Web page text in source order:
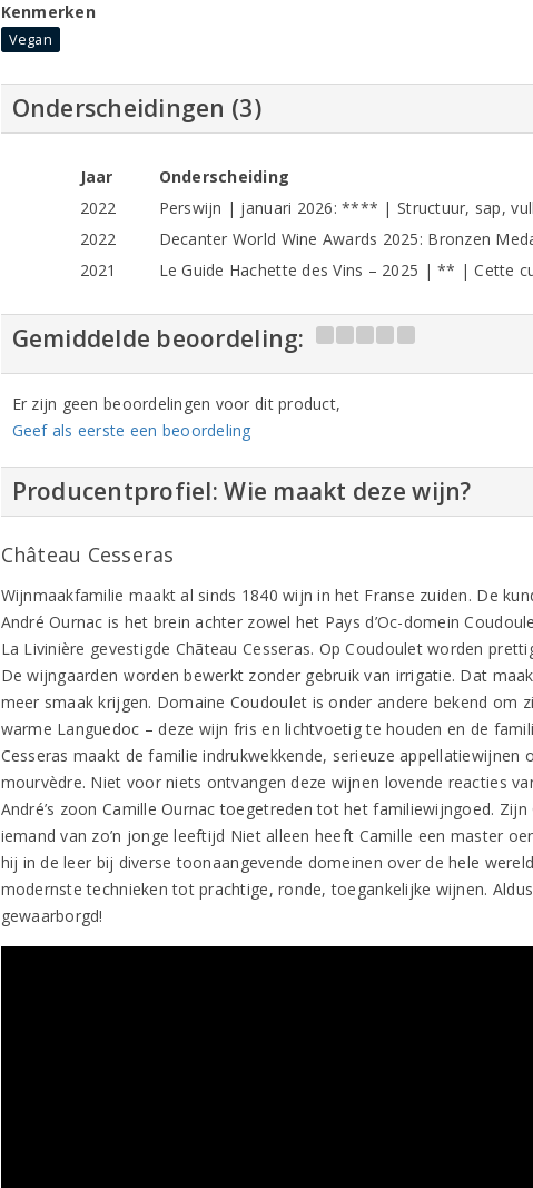
Kenmerken
Vegan
Onderscheidingen (3)
Jaar
Onderscheiding
2022
Perswijn | januari 2026: **** | Structuur, sap,
2022
Decanter World Wine Awards 2025: Bronzen
2021
Le Guide Hachette des Vins – 2025 | ** | Cette
Gemiddelde beoordeling:
Er zijn geen beoordelingen voor dit product,
Geef als eerste een beoordeling
Producentprofiel: Wie maakt deze wijn?
Château Cesseras
Wijnmaakfamilie maakt al sinds 1840 wijn in het Franse zuiden. De
André Ournac is het brein achter zowel het Pays d’Oc-domein
La Livinière gevestigde Chãteau Cesseras. Op Coudoulet worden
De wijngaarden worden bewerkt zonder gebruik van irrigatie. Dat
meer smaak krijgen. Domaine Coudoulet is onder andere bekend om
warme Languedoc – deze wijn fris en lichtvoetig te houden en de
Cesseras maakt de familie indrukwekkende, serieuze appellatiewijnen
mourvèdre. Niet voor niets ontvangen deze wijnen lovende reacties
André’s zoon Camille Ournac toegetreden tot het familiewijngoed.
iemand van zo’n jonge leeftijd Niet alleen heeft Camille een master
hij in de leer bij diverse toonaangevende domeinen over de hele
modernste technieken tot prachtige, ronde, toegankelijke wijnen.
gewaarborgd!